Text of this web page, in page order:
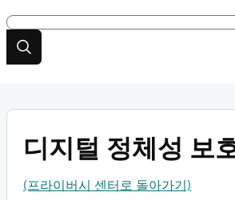
디지털 정체성 보
(프라이버시 센터로 돌아가기)